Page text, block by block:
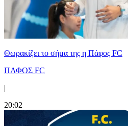
Θωρακίζει το σήμα της η Πάφος FC
ΠΑΦΟΣ FC
|
20:02